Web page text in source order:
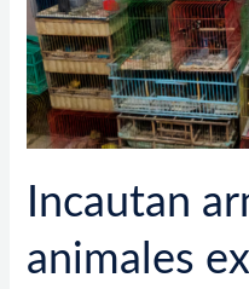
Incautan
animales
cateo
en
Tijuana